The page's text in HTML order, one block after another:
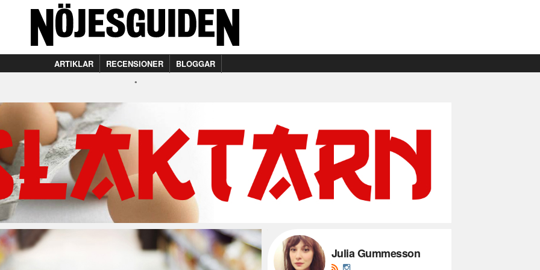
ARTIKLAR RECENSIONER BLOGGAR
Julia Gummesson